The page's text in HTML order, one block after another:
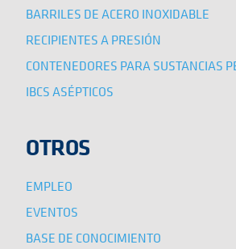
BARRILES DE ACERO INOXIDABLE
RECIPIENTES A PRESIÓN
CONTENEDORES PARA SUSTANCIAS
IBCS ASÉPTICOS
OTROS
EMPLEO
EVENTOS
BASE DE CONOCIMIENTO